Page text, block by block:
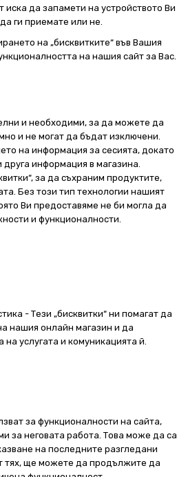
иска да запамети на устройството Ви
ги приемате или не.
на „бисквитките“ във Вашия
на нашия сайт за Вас.
и необходими, за да можете да
и не могат да бъдат изключени.
на информация за сесията, докато
информация в магазина.
за да съхраним продуктите,
Без този тип технологии нашият
Ви предоставяме не би могла да
и функционалности.
- Тези „бисквитки“ ни помагат да
нашия онлайн магазин и да
услугата и комуникацията й.
за функционалности на сайта,
за неговата работа. Това може да са
на последните разгледани
тях, ще можете да продължите да